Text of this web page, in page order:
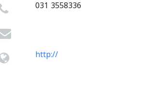
031 3558336
http://